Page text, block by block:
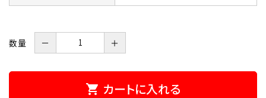
数量 － ＋
shopping_cart カートに入れる